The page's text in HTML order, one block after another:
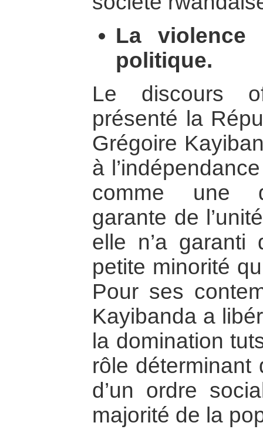
La violence
politique.
Le discours
présenté la
Grégoire
à
comme une
garante de
elle n’a garanti
petite minorité
Pour ses
Kayibanda a
la domination
rôle déterminant
d’un ordre
majorité de la